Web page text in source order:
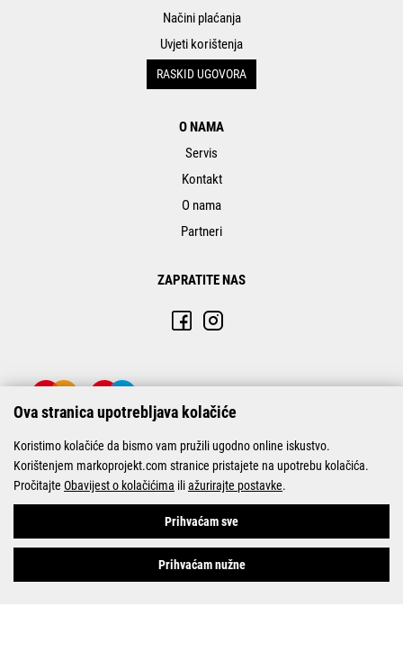
Načini plaćanja
Uvjeti korištenja
RASKID UGOVORA
O NAMA
Servis
Kontakt
O nama
Partneri
ZAPRATITE NAS
© Marko-Projekt 2026
Ova stranica upotrebljava kolačiće
Koristimo kolačiće da bismo vam pružili ugodno online iskustvo.
Korištenjem markoprojekt.com stranice pristajete na upotrebu kolačića.
Pročitajte Obavijest o kolačićima iliažurirajte postavke.
Prihvaćam sve
Prihvaćam nužne